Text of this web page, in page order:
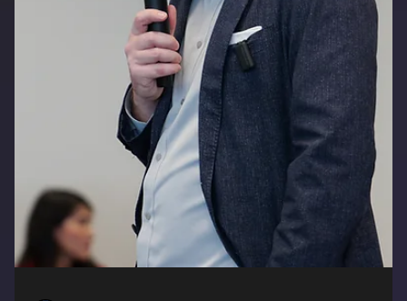
Groovy Indonesia
1 menit membaca
KUMON ADS 2026: Strategi
Membangun Generasi Mandiri
KUMON ADS 2026 kembali dengan seminar tahunan mereka